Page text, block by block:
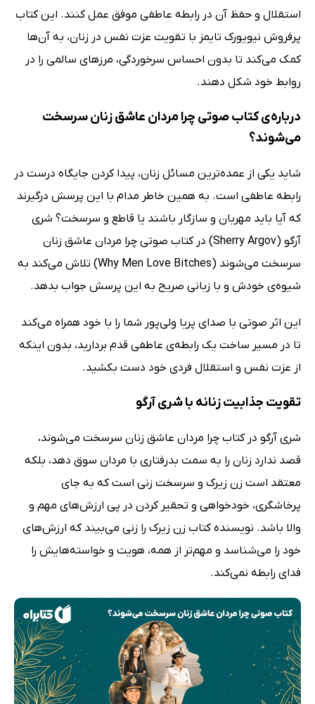
استقلال و حفظ آن در رابطه عاطفی موفق عمل کنند. این کتاب
پرفروش نیویورک تایمز با تقویت عزت نفس در زنان، به آن‌ها
کمک می‌کند تا بدون احساس سرخوردگی، مرزهای سالمی را در
روابط خود شکل دهند.
درباره‌ی کتاب صوتی چرا مردان عاشق زنان سرسخت
می‌شوند؟
شاید یکی از عمده‌ترین مسائل زنان، پیدا کردن جایگاه درست در
رابطه عاطفی است. به همین خاطر مدام با این پرسش درگیرند
که آیا باید مهربان و سازگار باشند یا قاطع و سرسخت؟ شری
آرگو (Sherry Argov) در کتاب صوتی چرا مردان عاشق زنان
سرسخت می‌شوند (Why Men Love Bitches) تلاش می‌کند به
شیوه‌ی خودش و با زبانی صریح به این پرسش جواب بدهد.
این اثر صوتی با صدای پریا ولی‌پور شما را با خود همراه می‌کند
تا در مسیر ساخت یک رابطه‌ی عاطفی قدم بردارید، بدون اینکه
از عزت نفس و استقلال فردی خود دست بکشید.
تقویت جذابیت زنانه با شری آرگو
شری آرگو در کتاب چرا مردان عاشق زنان سرسخت می‌شوند،
قصد ندارد زنان را به سمت بدرفتاری با مردان سوق دهد، بلکه
معتقد است زن زیرک و سرسخت زنی است که به جای
پرخاشگری، خودخواهی و تحقیر کردن در پی ارزش‌های مهم و
والا باشد. نویسنده کتاب زن زیرک را زنی می‌بیند که ارزش‌های
خود را می‌شناسد و مهم‌تر از همه، هویت و خواسته‌هایش را
فدای رابطه نمی‌کند.